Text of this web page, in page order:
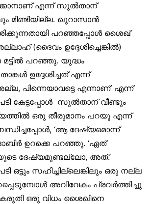
എന്ന് സുല്‍താന്
മിണ്ടിയില്ല. ഖുറാസാന്‍
പറഞ്ഞപ്പോള്‍ ശൈഖ്
(ദൈവം ഉദ്ദേശിച്ചെങ്കില്‍)
പറഞ്ഞു. യുദ്ധം
ഉദ്ദേശിച്ചത് എന്ന്
പിന്നെയാവട്ടെ എന്നാണ്’ എന്ന്
കേട്ടപ്പോള്‍ സുല്‍താന് വീണ്ടും
ഒരു തീരുമാനം പറയൂ എന്ന്
‘ആ ദേഷ്യമൊന്ന്
ഉറക്കെ പറഞ്ഞു. ‘ഏത്
ദേഷ്യമുണ്ടല്ലോ, അത്.’
ഒട്ടും സഹിച്ചില്ലെങ്കിലും ഒരു നല്ല
അവിവേകം പ്രവര്‍ത്തിച്ചു
ഒരു വിധം ശൈഖിനെ